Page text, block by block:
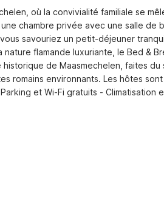
où la convivialité familiale se
chambre privée avec une salle de
savouriez un petit-déjeuner
flamande luxuriante, le Bed &
de Maasmechelen, faites du
romains environnants. Les hôtes
et Wi-Fi gratuits - Climatisation